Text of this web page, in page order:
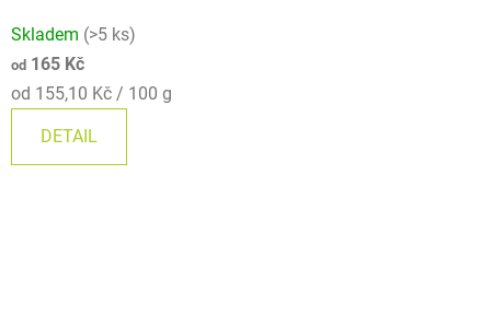
hodnocení
produktu
je
z
Skladem (>5 ks)
od 165 Kč
Měrná
od 155,10 Kč / 100 g
DETAIL